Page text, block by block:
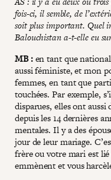
fois-ci, il semble, de
soit plus important. Quel
Balouchistan a-t-elle eu
MB :en tant que
aussi féministe, et mon
femmes, en tant que
touchées. Par exemple,
disparues, elles ont
depuis les 14 dernières
mentales. Il y a des
jour de leur mariage.
frère ou votre mari est
emmènent et vous